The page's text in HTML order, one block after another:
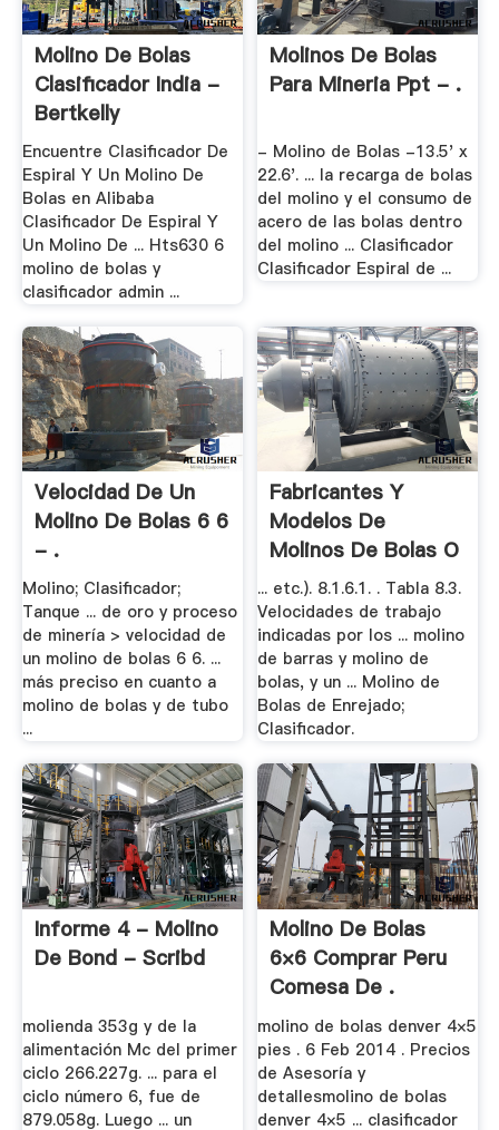
Molino De Bolas
Clasificador India -
Bertkelly
Encuentre Clasificador De
Espiral Y Un Molino De
Bolas en Alibaba
Clasificador De Espiral Y
Un Molino De ... Hts630 6
molino de bolas y
clasificador admin ...
Molinos De Bolas
Para Mineria Ppt - .
- Molino de Bolas -13.5' x
22.6'. ... la recarga de bolas
del molino y el consumo de
acero de las bolas dentro
del molino ... Clasificador
Clasificador Espiral de ...
Velocidad De Un
Molino De Bolas 6 6
- .
Molino; Clasificador;
Tanque ... de oro y proceso
de minería > velocidad de
un molino de bolas 6 6. ...
más preciso en cuanto a
molino de bolas y de tubo
...
Fabricantes Y
Modelos De
Molinos De Bolas O
Barras
... etc.). 8.1.6.1. . Tabla 8.3.
Velocidades de trabajo
indicadas por los ... molino
de barras y molino de
bolas, y un ... Molino de
Bolas de Enrejado;
Clasificador.
Informe 4 - Molino
De Bond - Scribd
molienda 353g y de la
alimentación Mc del primer
ciclo 266.227g. ... para el
ciclo número 6, fue de
879.058g. Luego ... un
Molino De Bolas
6×6 Comprar Peru
Comesa De .
molino de bolas denver 4×5
pies . 6 Feb 2014 . Precios
de Asesoría y
detallesmolino de bolas
denver 4×5 ... clasificador